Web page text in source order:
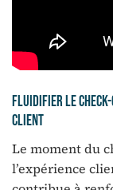
Fluidifier le
client
Le moment du
l’expérience